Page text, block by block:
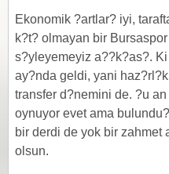
Ekonomik ?artlar? iyi,
k?t? olmayan bir
s?yleyemeyiz a??k?as?.
ay?nda geldi, yani
transfer d?nemini de. ?u
oynuyor evet ama
bir derdi de yok bir zahmet
olsun.